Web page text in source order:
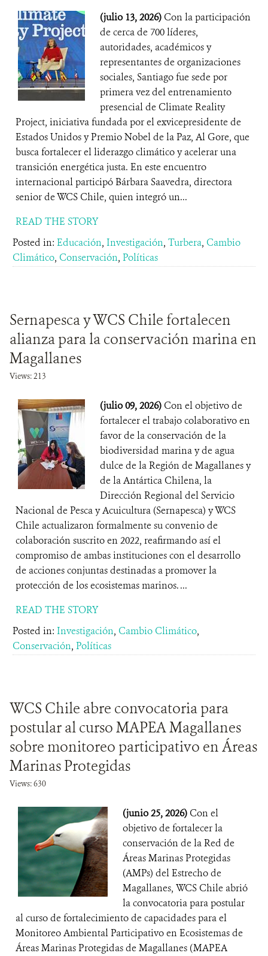
(julio 13, 2026) Con la participación
de cerca de 700 líderes,
autoridades, académicos y
representantes de organizaciones
sociales, Santiago fue sede por
primera vez del entrenamiento
presencial de Climate Reality
Project, iniciativa fundada por el exvicepresidente de
Estados Unidos y Premio Nobel de la Paz, Al Gore, que
busca fortalecer el liderazgo climático y acelerar una
transición energética justa. En este encuentro
internacional participó Bárbara Saavedra, directora
senior de WCS Chile, quien integró un...
READ THE STORY
Posted in: Educación, Investigación, Turbera, Cambio
Climático, Conservación, Políticas
Sernapesca y WCS Chile fortalecen
alianza para la conservación marina en
Magallanes
Views: 213
(julio 09, 2026) Con el objetivo de
fortalecer el trabajo colaborativo en
favor de la conservación de la
biodiversidad marina y de agua
dulce de la Región de Magallanes y
de la Antártica Chilena, la
Dirección Regional del Servicio
Nacional de Pesca y Acuicultura (Sernapesca) y WCS
Chile actualizaron formalmente su convenio de
colaboración suscrito en 2022, reafirmando así el
compromiso de ambas instituciones con el desarrollo
de acciones conjuntas destinadas a promover la
protección de los ecosistemas marinos. ...
READ THE STORY
Posted in: Investigación, Cambio Climático,
Conservación, Políticas
WCS Chile abre convocatoria para
postular al curso MAPEA Magallanes
sobre monitoreo participativo en Áreas
Marinas Protegidas
Views: 630
(junio 25, 2026) Con el
objetivo de fortalecer la
conservación de la Red de
Áreas Marinas Protegidas
(AMPs) del Estrecho de
Magallanes, WCS Chile abrió
la convocatoria para postular
al curso de fortalecimiento de capacidades para el
Monitoreo Ambiental Participativo en Ecosistemas de
Áreas Marinas Protegidas de Magallanes (MAPEA